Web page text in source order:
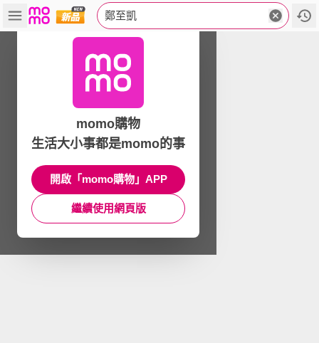
鄭至凱
momo購物
生活大小事都是momo的事
開啟「momo購物」APP
繼續使用網頁版